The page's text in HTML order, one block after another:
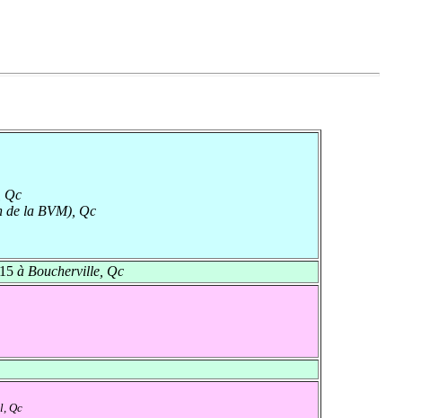
Qc
de la BVM), Qc
à Boucherville, Qc
Qc